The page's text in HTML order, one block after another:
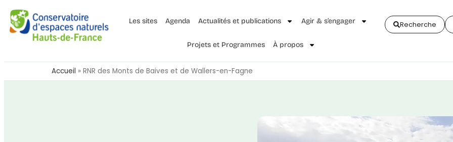
Les sites Agenda Actualités et publications Agir & s’engager
Projets et Programmes À propos
Recherche
Accueil » RNR des Monts de Baives et de Wallers-en-Fagne